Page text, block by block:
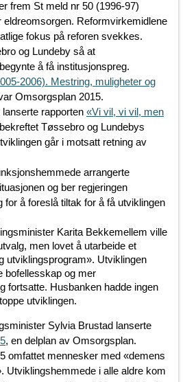
frem St meld nr 50 (1996-97)
eldreomsorgen. Reformvirkemidlene
fokus på reforen svekkes.
og Lundeby så at
å få institusjonspreg.
2006). Mestring, muligheter og
Omsorgsplan 2015.
rapporten «Vi vil, vi vil, men
Tøssebro og Lundebys
går i motsatt retning av
arrangerte
og ber regjeringen
for å foreslå tiltak for å få utviklingen
Karita Bekkemellem ville
men lovet å utarbeide et
utviklingsprogram». Utviklingen
bofellesskap og mer
fortsatte. Husbanken hadde ingen
utviklingen.
Sylvia Brustad lanserte
, en delplan av Omsorgsplan.
omfattet mennesker med «demens
Utviklingshemmede i alle aldre kom